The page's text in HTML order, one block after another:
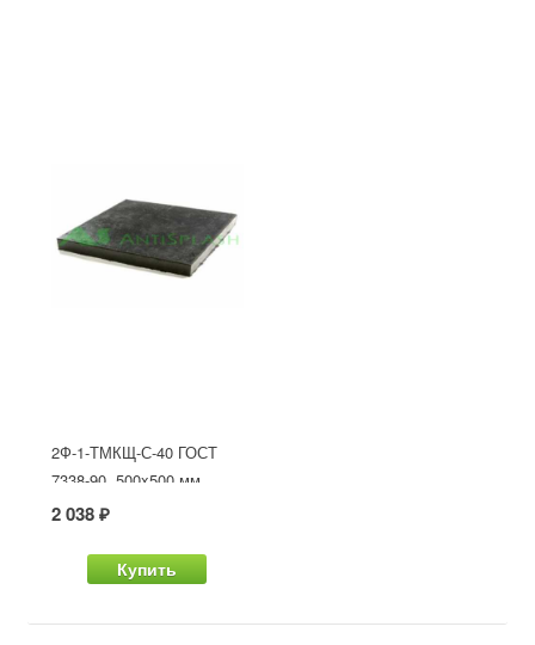
2Ф-1-ТМКЩ-С-40 ГОСТ
7338-90, 500x500 мм
2 038 ₽
Купить